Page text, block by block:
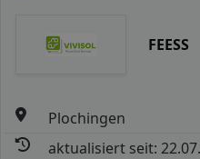
FEESS
Plochingen
aktualisiert seit: